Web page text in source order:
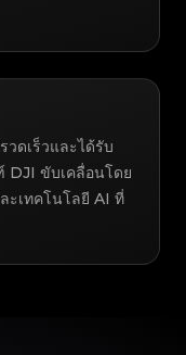
ดเร็วและได้รับ
DJI ขับเคลื่อนโดย
ะเทคโนโลยี AI ที่